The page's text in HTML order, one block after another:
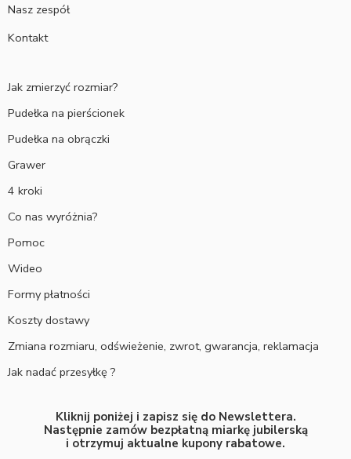
Nasz zespół
Kontakt
Jak zmierzyć rozmiar?
Pudełka na pierścionek
Pudełka na obrączki
Grawer
4 kroki
Co nas wyróżnia?
Pomoc
Wideo
Formy płatności
Koszty dostawy
Zmiana rozmiaru, odświeżenie, zwrot, gwarancja, reklamacja
Jak nadać przesyłkę ?
Kliknij poniżej i zapisz się do Newslettera.
Następnie zamów bezpłatną miarkę jubilerską
i otrzymuj aktualne kupony rabatowe.